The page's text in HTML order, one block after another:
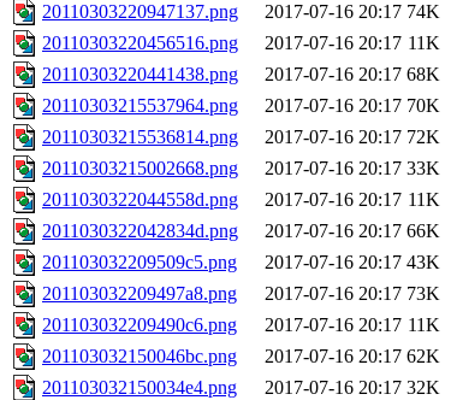
20110303220947137.png
2017-07-16 20:17 74K
20110303220456516.png
2017-07-16 20:17 11K
20110303220441438.png
2017-07-16 20:17 68K
20110303215537964.png
2017-07-16 20:17 70K
20110303215536814.png
2017-07-16 20:17 72K
20110303215002668.png
2017-07-16 20:17 33K
2011030322044558d.png
2017-07-16 20:17 11K
2011030322042834d.png
2017-07-16 20:17 66K
201103032209509c5.png
2017-07-16 20:17 43K
201103032209497a8.png
2017-07-16 20:17 73K
201103032209490c6.png
2017-07-16 20:17 11K
201103032150046bc.png
2017-07-16 20:17 62K
201103032150034e4.png
2017-07-16 20:17 32K